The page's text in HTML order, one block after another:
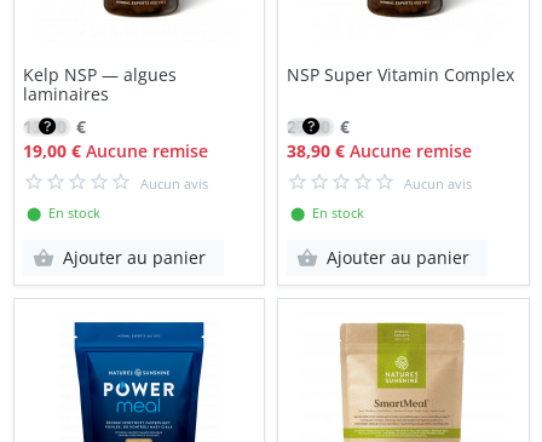
Kelp NSP — algues
laminaires
13,70 €
19,00 €Aucune remise
Aucun avis
⬤ En stock
Ajouter au panier
NSP Super Vitamin Complex
27,80 €
38,90 € Aucune remise
Aucun avis
⬤ En stock
Ajouter au panier